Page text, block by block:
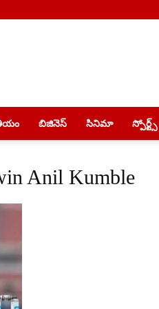
బిజినెస్ సినిమా స్పోర్ట్స్
Anil Kumble